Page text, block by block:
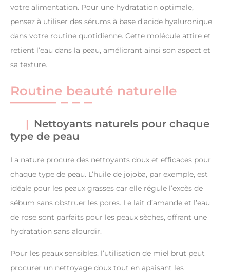
votre alimentation. Pour une hydratation optimale,
pensez à utiliser des sérums à base d’acide hyaluronique
dans votre routine quotidienne. Cette molécule attire et
retient l’eau dans la peau, améliorant ainsi son aspect et
sa texture.
Routine beauté naturelle
Nettoyants naturels pour chaque
type de peau
La nature procure des nettoyants doux et efficaces pour
chaque type de peau. L’huile de jojoba, par exemple, est
idéale pour les peaux grasses car elle régule l’excès de
sébum sans obstruer les pores. Le lait d’amande et l’eau
de rose sont parfaits pour les peaux sèches, offrant une
hydratation sans alourdir.
Pour les peaux sensibles, l’utilisation de miel brut peut
procurer un nettoyage doux tout en apaisant les